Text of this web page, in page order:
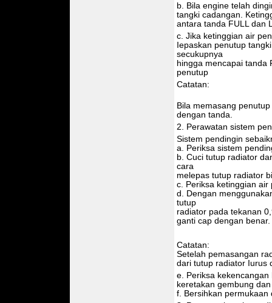
b. Bila engine telah
tangki cadangan.
antara tanda FULL dan
c. Jika ketinggian air
Iepaskan penutup
secukupnya
hingga mencapai tanda
penutup
Catatan:
Bila memasang
dengan tanda.
2. Perawatan sistem
Sistem pendingin
a. Periksa sistem
b. Cuci tutup radiator
cara
melepas tutup radiator
c. Periksa ketinggian air
d. Dengan
tutup
radiator pada tekanan
ganti cap dengan benar.
Catatan:
Setelah pemasangan
dari tutup radiator Iurus
e. Periksa
keretakan gembung
f. Bersihkan permukaan